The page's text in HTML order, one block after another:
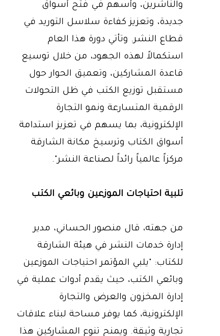
والناشرين، وأسهم في فتح أسواق
جديدة، وتعزيز كفاءة سلاسل التوريد في
قطاع النشر. وتأتي دورة هذا العام
استكمالاً لهذه الجهود، من خلال توسيع
قاعدة المشاركين، وتعميق الحوار حول
مستقبل توزيع الكتب في ظل التحولات
الرقمية المتسارعة ونمو التجارة
الإلكترونية، بما يسهم في تعزيز استدامة
أسواق الكتاب وترسيخ مكانة الشارقة
مركزاً عالمياً رائداً لصناعة النشر".
تلبية احتياجات الموزعين وبائعي الكتب
من جهته، قال منصور الحساني، مدير
إدارة خدمات النشر في هيئة الشارقة
للكتاب: "يلبي المؤتمر احتياجات الموزعين
وبائعي الكتب، حيث يقدم أدوات عملية في
إدارة المخزون والعرض والتجارة
الإلكترونية، كما يوفر مساحة لبناء علاقات
تجارية وثيقة. ويمنح تنوع المشاركين هذا